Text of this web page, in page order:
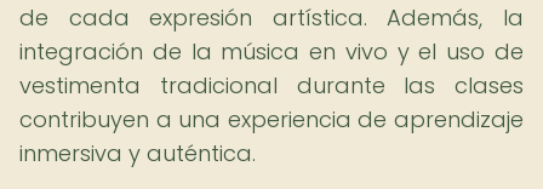
de cada expresión artística. Además, la
integración de la música en vivo y el uso de
vestimenta tradicional durante las clases
contribuyen a una experiencia de aprendizaje
inmersiva y auténtica.